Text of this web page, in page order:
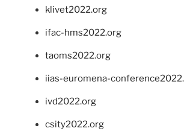
klivet2022.org
ifac-hms2022.org
taoms2022.org
iias-euromena-
ivd2022.org
csity2022.org